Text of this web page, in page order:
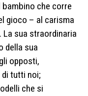
che corre
gioco – al carisma
La sua straordinaria
della sua
opposti,
di tutti noi;
che si